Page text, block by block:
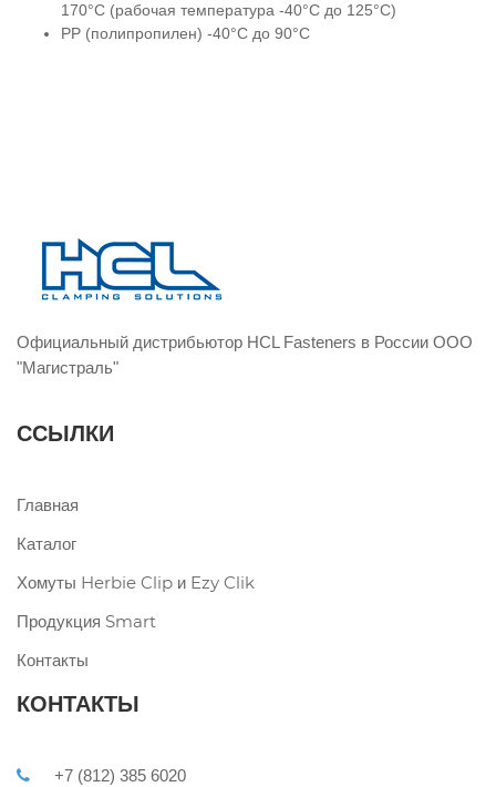
170°C (рабочая температура -40°C до 125°C)
PP (полипропилен) -40°C до 90°C
Официальный дистрибьютор HCL Fasteners в России ООО
"Магистраль"
ССЫЛКИ
Главная
Каталог
Хомуты Herbie Clip и Ezy Clik
Продукция Smart
Контакты
КОНТАКТЫ
+7 (812) 385 6020